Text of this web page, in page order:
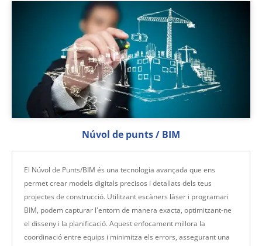
Núvol de punts / BIM
El Núvol de Punts/BIM és una tecnologia avançada que ens
permet crear models digitals precisos i detallats dels teus
projectes de construcció. Utilitzant escàners làser i programari
BIM, podem capturar l'entorn de manera exacta, optimitzant-ne
el disseny i la planificació. Aquest enfocament millora la
coordinació entre equips i minimitza els errors, assegurant una